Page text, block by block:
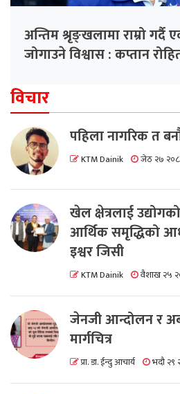
अन्तिम श्रृङ्खलामा राम्रो गर्दै
जोगाउने विश्वास : कप्तान
विचार
पहिला नागरिक त
KTM Dainik जेठ २७
खेल क्षेत्रलाई
आर्थिक समृद्धिको
इश्वर जिसी
KTM Dainik वैशाख २५
जेनजी आन्दोलन र
मार्गचित्र
प्रा. डा. ईन्दु आचार्य भदौ २९